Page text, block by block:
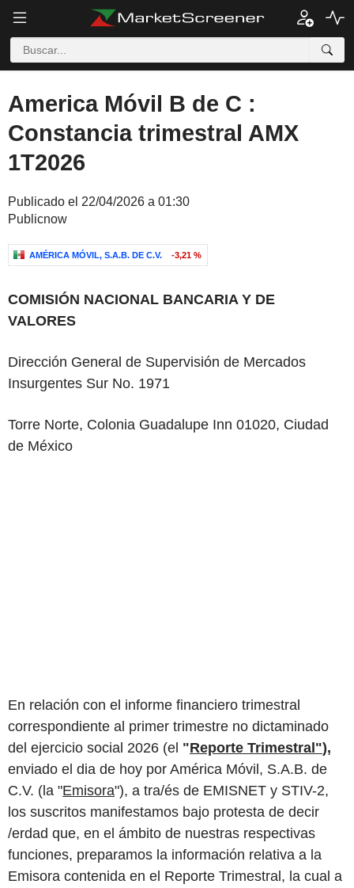
America Móvil B de C :
Constancia trimestral AMX
1T2026
Publicado el 22/04/2026 a 01:30
Publicnow
AMÉRICA MÓVIL, S.A.B. DE C.V. -3,21 %
COMISIÓN NACIONAL BANCARIA Y DE
VALORES
Dirección General de Supervisión de Mercados
Insurgentes Sur No. 1971
Torre Norte, Colonia Guadalupe Inn 01020, Ciudad
de México
En relación con el informe financiero trimestral
correspondiente al primer trimestre no dictaminado
del ejercicio social 2026 (el "Reporte Trimestral"),
enviado el dia de hoy por América Móvil, S.A.B. de
C.V. (la "Emisora"), a tra/és de EMISNET y STIV-2,
los suscritos manifestamos bajo protesta de decir
/erdad que, en el ámbito de nuestras respectivas
funciones, preparamos la información relativa a la
Emisora contenida en el Reporte Trimestral, la cual a